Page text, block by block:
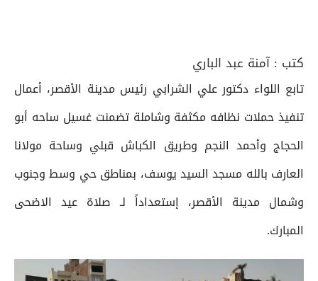
كتب : آمنة عبد الباري
تابع اللواء دكتور علي الشرابي رئيس مدينة الأقصر، أعمال
تنفيذ حملات نظافه مكثفة وشاملة تضمنت غسيل ساحه أبو
الحجاج وأحمد النجم وطريق الكباش قبلي وساحة مولانا
العارف بالله مسجد السيد يوسف، بمناطق حي وسط وجنوب
وشمال مدينة الأقصر، إستعداداً لـ صلاة عيد الاضحى
المبارك.